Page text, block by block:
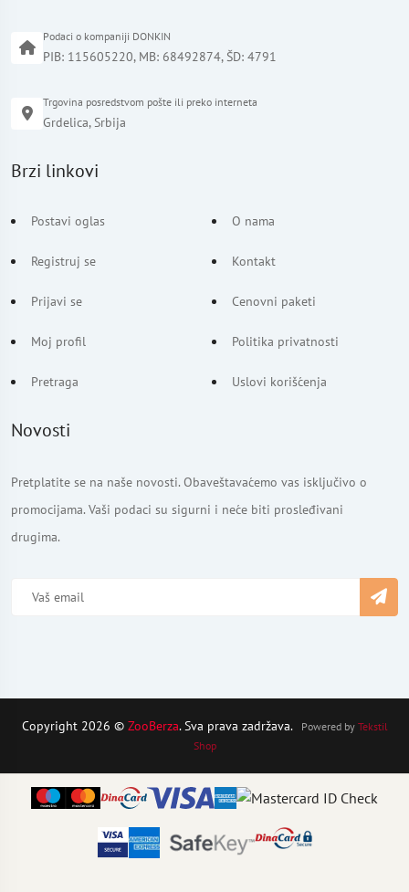
Podaci o kompaniji DONKIN
PIB: 115605220, MB: 68492874, ŠD: 4791
Trgovina posredstvom pošte ili preko interneta
Grdelica, Srbija
Brzi linkovi
Postavi oglas
Registruj se
Prijavi se
Moj profil
Pretraga
O nama
Kontakt
Cenovni paketi
Politika privatnosti
Uslovi korišćenja
Novosti
Pretplatite se na naše novosti. Obaveštavaćemo vas isključivo o
promocijama. Vaši podaci su sigurni i neće biti prosleđivani
drugima.
Copyright 2026 © ZooBerza. Sva prava zadržava. Powered by Tekstil
Shop